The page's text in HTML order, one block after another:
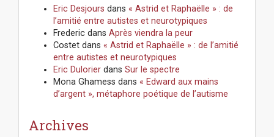
Eric Desjours dans « Astrid et Raphaëlle » : de
l’amitié entre autistes et neurotypiques
Frederic dans Après viendra la peur
Costet dans « Astrid et Raphaëlle » : de l’amitié
entre autistes et neurotypiques
Eric Dulorier dans Sur le spectre
Mona Ghamess dans « Edward aux mains
d’argent », métaphore poétique de l’autisme
Archives